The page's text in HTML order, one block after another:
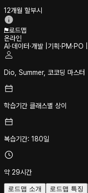
12개월 할부시
로드맵
온라인
AI·데이터·개발
기획·PM·PO
Dio, Summer, 코코딩 마스터
학습기간 클래스별 상이
복습기간: 180일
약 29시간
로드맵 소개 로드맵 특징